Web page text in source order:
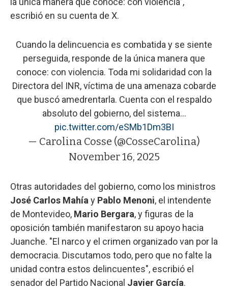
escribió en su cuenta de X.
Cuando la delincuencia es combatida y se siente
perseguida, responde de la única manera que
conoce: con violencia. Toda mi solidaridad con la
Directora del INR, víctima de una amenaza cobarde
que buscó amedrentarla. Cuenta con el respaldo
absoluto del gobierno, del sistema…
pic.twitter.com/eSMb1Dm3BI
— Carolina Cosse (@CosseCarolina)
November 16, 2025
Otras autoridades del gobierno, como los ministros
José Carlos Mahía y Pablo Menoni, el intendente
de Montevideo, Mario Bergara, y figuras de la
oposición también manifestaron su apoyo hacia
Juanche. "El narco y el crimen organizado van por la
democracia. Discutamos todo, pero que no falte la
unidad contra estos delincuentes", escribió el
senador del Partido Nacional Javier García.